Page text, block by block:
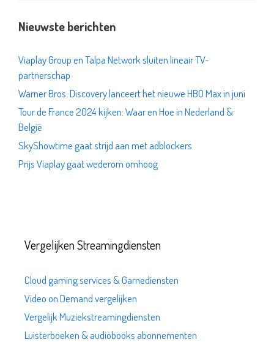
Nieuwste berichten
Viaplay Group en Talpa Network sluiten lineair TV-
partnerschap
Warner Bros. Discovery lanceert het nieuwe HBO Max in juni
Tour de France 2024 kijken: Waar en Hoe in Nederland &
België
SkyShowtime gaat strijd aan met adblockers
Prijs Viaplay gaat wederom omhoog
Vergelijken Streamingdiensten
Cloud gaming services & Gamediensten
Video on Demand vergelijken
Vergelijk Muziekstreamingdiensten
Luisterboeken & audiobooks abonnementen